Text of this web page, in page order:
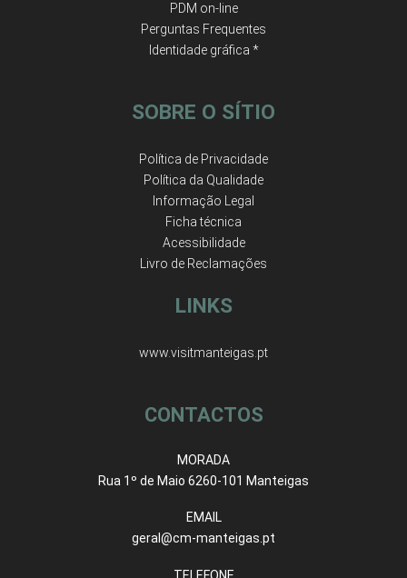
PDM on-line
Perguntas Frequentes
Identidade gráfica *
SOBRE O SÍTIO
Política de Privacidade
Política da Qualidade
Informação Legal
Ficha técnica
Acessibilidade
Livro de Reclamações
LINKS
www.visitmanteigas.pt
CONTACTOS
MORADA
Rua 1º de Maio 6260-101 Manteigas
EMAIL
geral@cm-manteigas.pt
TELEFONE